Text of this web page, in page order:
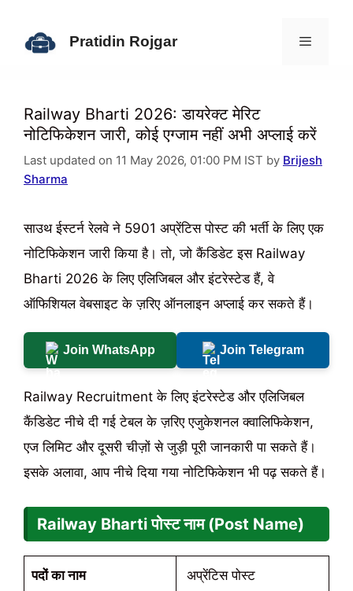
Pratidin Rojgar
Railway Bharti 2026: डायरेक्ट मेरिट
नोटिफिकेशन जारी, कोई एग्जाम नहीं अभी अप्लाई करें
Last updated on 11 May 2026, 01:00 PM IST by Brijesh
Sharma
साउथ ईस्टर्न रेलवे ने 5901 अप्रेंटिस पोस्ट की भर्ती के लिए एक
नोटिफिकेशन जारी किया है। तो, जो कैंडिडेट इस Railway
Bharti 2026 के लिए एलिजिबल और इंटरेस्टेड हैं, वे
ऑफिशियल वेबसाइट के ज़रिए ऑनलाइन अप्लाई कर सकते हैं।
Join WhatsApp Join Telegram
Railway Recruitment के लिए इंटरेस्टेड और एलिजिबल
कैंडिडेट नीचे दी गई टेबल के ज़रिए एजुकेशनल क्वालिफिकेशन,
एज लिमिट और दूसरी चीज़ों से जुड़ी पूरी जानकारी पा सकते हैं।
इसके अलावा, आप नीचे दिया गया नोटिफिकेशन भी पढ़ सकते हैं।
Railway Bharti पोस्ट नाम (Post Name)
पदों का नाम अप्रेंटिस पोस्ट